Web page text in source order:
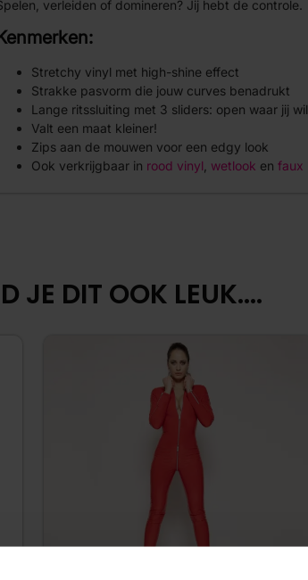
verleiden of domineren? Jij hebt de controle.
Stretchy vinyl met high-shine effect
Strakke pasvorm die jouw curves benadrukt
Lange ritssluiting met 3 sliders: open waar jij wil
Valt een maat kleiner!
Zips aan de mouwen voor een edgy look
Ook verkrijgbaar in rood vinyl wetlook en faux
JE DIT OOK LEUK....